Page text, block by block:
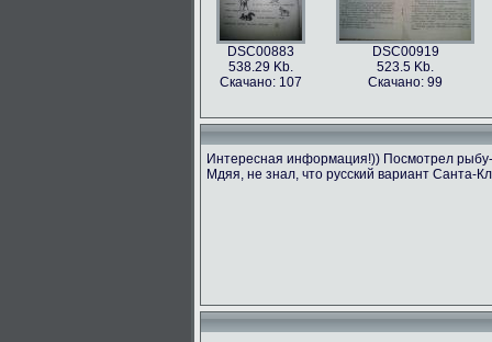
DSC00883
538.29 Kb.
Скачано: 107
DSC00919
523.5 Kb.
Скачано: 99
Интересная информация!)) Посмотрел рыбу-
Мдяя, не знал, что русский вариант Санта-